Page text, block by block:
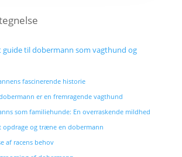
guide til dobermann som vagthund og
fascinerende historie
er en fremragende vagthund
som familiehunde: En overraskende mildhed
opdrage og træne en dobermann
af racens behov